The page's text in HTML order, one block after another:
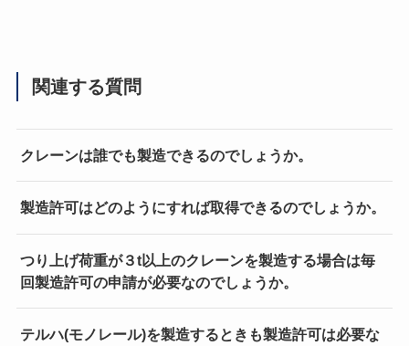
関連する質問
クレーンは誰でも製造できるのでしょうか。
製造許可はどのようにすれば取得できるのでしょうか。
つり上げ荷重が３t以上のクレーンを製造する場合は毎
回製造許可の申請が必要なのでしょうか。
テルハ(モノレール)を製造するときも製造許可は必要な